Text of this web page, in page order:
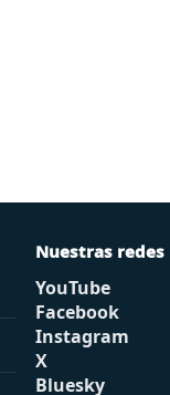
Nuestras redes
YouTube
Facebook
Instagram
X
Bluesky